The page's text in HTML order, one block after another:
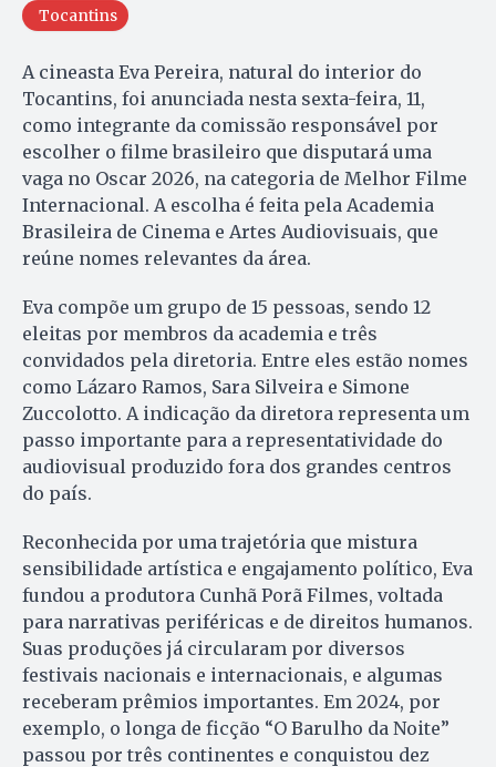
Tocantins
A cineasta Eva Pereira, natural do interior do
Tocantins, foi anunciada nesta sexta-feira, 11,
como integrante da comissão responsável por
escolher o filme brasileiro que disputará uma
vaga no Oscar 2026, na categoria de Melhor Filme
Internacional. A escolha é feita pela Academia
Brasileira de Cinema e Artes Audiovisuais, que
reúne nomes relevantes da área.
Eva compõe um grupo de 15 pessoas, sendo 12
eleitas por membros da academia e três
convidados pela diretoria. Entre eles estão nomes
como Lázaro Ramos, Sara Silveira e Simone
Zuccolotto. A indicação da diretora representa um
passo importante para a representatividade do
audiovisual produzido fora dos grandes centros
do país.
Reconhecida por uma trajetória que mistura
sensibilidade artística e engajamento político, Eva
fundou a produtora Cunhã Porã Filmes, voltada
para narrativas periféricas e de direitos humanos.
Suas produções já circularam por diversos
festivais nacionais e internacionais, e algumas
receberam prêmios importantes. Em 2024, por
exemplo, o longa de ficção “O Barulho da Noite”
passou por três continentes e conquistou dez